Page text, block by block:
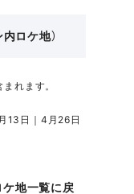
ロケ地）
れます。
13日｜4月26日
ケ地一覧に戻